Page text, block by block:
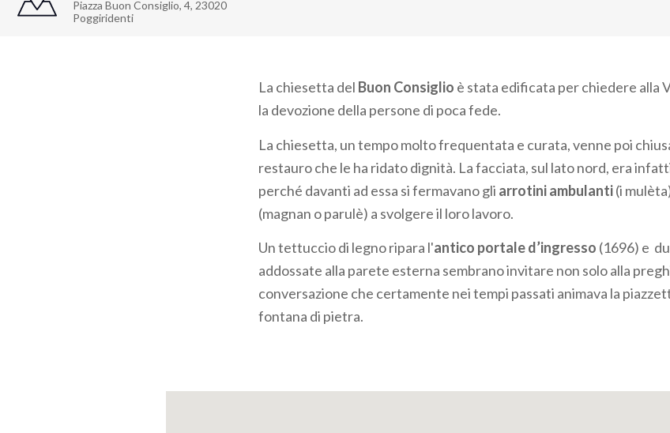
Piazza Buon Consiglio, 4, 23020
Poggiridenti
La chiesetta del Buon Consiglio è stata edificata per chiedere alla
la devozione della persone di poca fede.
La chiesetta, un tempo molto frequentata e curata, venne poi
restauro che le ha ridato dignità. La facciata, sul lato nord, era
perché davanti ad essa si fermavano gli arrotini ambulanti(i
(magnan o parulè) a svolgere il loro lavoro.
Un tettuccio di legno ripara l'antico portale d’ingresso (1696) e
addossate alla parete esterna sembrano invitare non solo alla
conversazione che certamente nei tempi passati animava la
fontana di pietra.